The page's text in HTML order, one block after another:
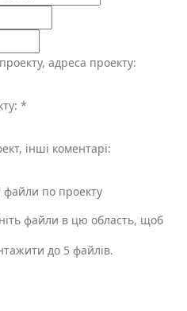
адреса проекту:
*
інші коментарі:
файли по проекту
файли в цю область, щоб
до 5 файлів.